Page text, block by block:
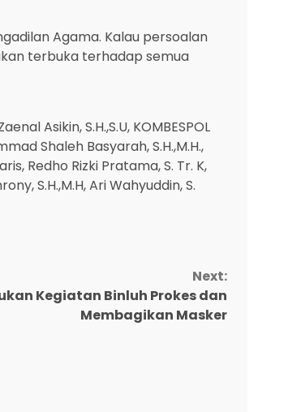
Agama. Kalau persoalan
terbuka terhadap semua
Asikin, S.H.,S.U, KOMBESPOL
Shaleh Basyarah, S.H.,M.H.,
Redho Rizki Pratama, S. Tr. K,
S.H.,M.H, Ari Wahyuddin, S.
Next:
Kegiatan Binluh Prokes dan
Membagikan Masker